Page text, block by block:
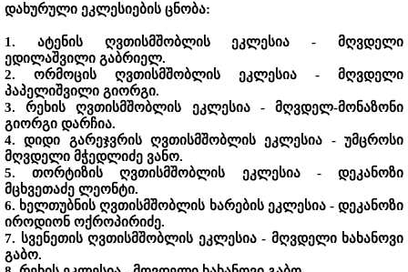
დახურული ეკლესიების ცნობა:
1. ატენის ღვთისმშობლის ეკლესია - მღვდელი
ედილაშვილი გაბრიელ.
2. ორმოცის ღვთისმშობლის ეკლესია - მღვდელი
პაპელიშვილი გიორგი.
3. რეხის ღვთისმშობლის ეკლესია - მღვდელ-მონაზონი
გიორგი დარჩია.
4. დიდი გარეჯვრის ღვთისმშობლის ეკლესია - უმცროსი
მღვდელი მჭედლიძე ვანო.
5. თორტიზის ღვთისმშობლის ეკლესია - დეკანოზი
მცხვეთაძე ლეონტი.
6. ხელთუბნის ღვთისმშობლის ხარების ეკლესია - დეკანოზი
იროდიონ ოქროპირიძე.
7. სვენეთის ღვთისმშობლის ეკლესია - მღვდელი ხახანოვი
გაბო.